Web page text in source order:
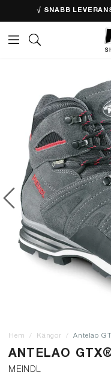
√ SNABB
Hem Kängor Antelao
ANTELAO
MEINDL